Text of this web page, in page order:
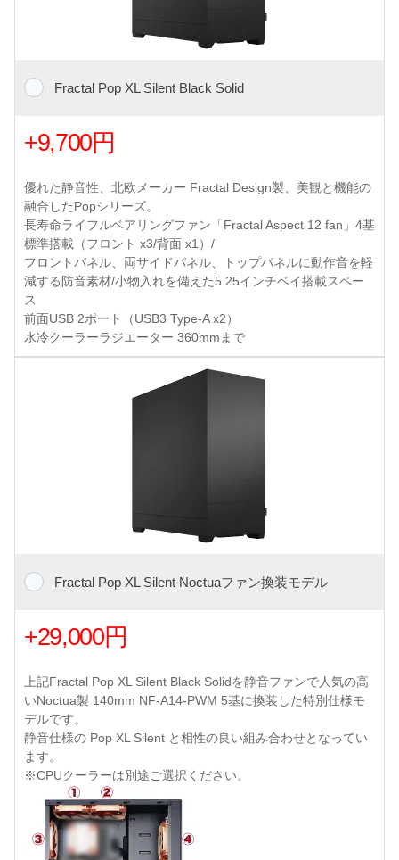
Fractal Pop XL Silent Black Solid
+9,700円
優れた静音性、北欧メーカー Fractal Design製、美観と機能の
融合したPopシリーズ。
長寿命ライフルベアリングファン「Fractal Aspect 12 fan」4基
標準搭載（フロント x3/背面 x1）/
フロントパネル、両サイドパネル、トップパネルに動作音を軽
減する防音素材/小物入れを備えた5.25インチベイ搭載スペー
ス
前面USB 2ポート（USB3 Type-A x2）
水冷クーラーラジエーター 360mmまで
Fractal Pop XL Silent Noctuaファン換装モデル
+29,000円
上記Fractal Pop XL Silent Black Solidを静音ファンで人気の高
いNoctua製 140mm NF-A14-PWM 5基に換装した特別仕様モ
デルです。
静音仕様の Pop XL Silent と相性の良い組み合わせとなってい
ます。
※CPUクーラーは別途ご選択ください。